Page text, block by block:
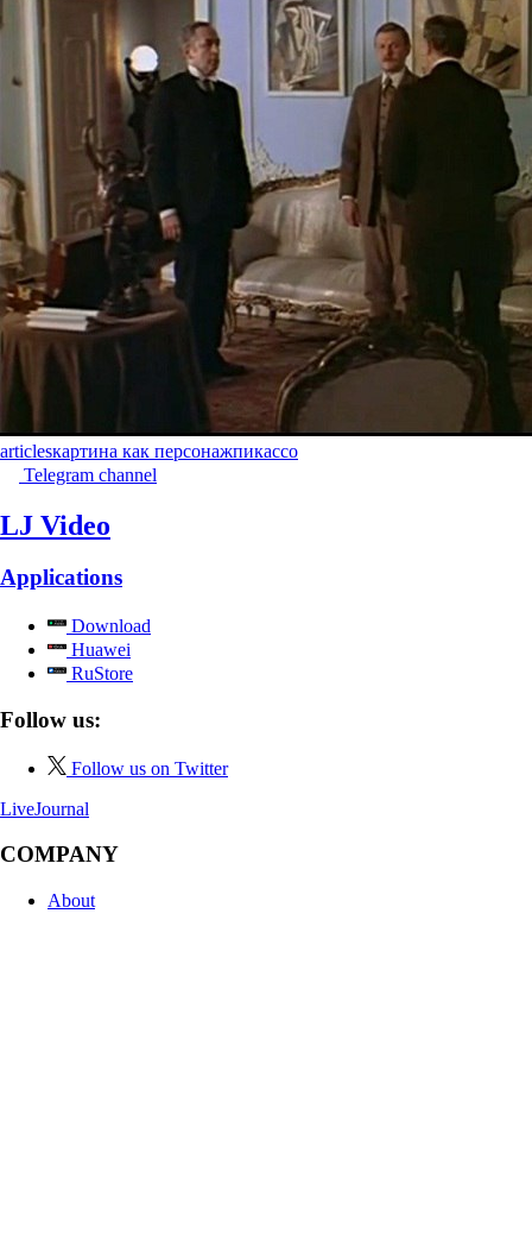
articlesкартина как персонажпикассо
Telegram channel
LJ Video
Applications
Download
Huawei
RuStore
Follow us:
Follow us on Twitter
LiveJournal
COMPANY
About